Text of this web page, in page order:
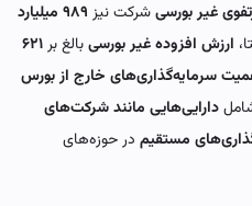
غیر بورسیشرکت نیز
۹۸۹ میلیارد
ارزش افزوده غیر بورسیبالغ بر۶۲۱
سرمایه‌گذاری‌های خارج از بورس
دارایی‌هایی مانند شرکت‌های
مستقیم در حوزه‌های